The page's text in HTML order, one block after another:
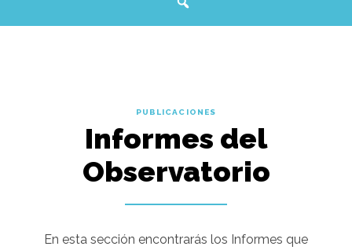
PUBLICACIONES
Informes del
Observatorio
En esta sección encontrarás los Informes que